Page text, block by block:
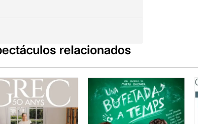
relacionados